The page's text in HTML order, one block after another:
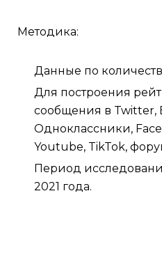
Методика:
Данные по
Для построения
сообщения в Twitter,
Одноклассники,
Youtube, TikTok,
Период
2021 года.